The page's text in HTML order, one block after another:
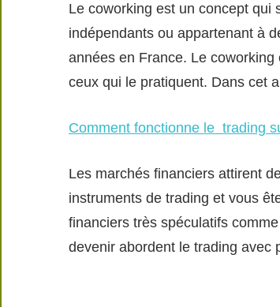
Le coworking est un concept qui
indépendants ou appartenant à
années en France. Le
ceux qui le pratiquent. Dans cet
Comment fonctionne le trading
Les marchés financiers attirent
instruments de trading et vous
financiers très spéculatifs
devenir abordent le trading avec